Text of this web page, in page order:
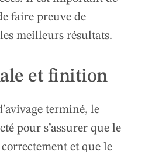
faire preuve de
meilleurs résultats.
et finition
terminé, le
pour s’assurer que le
et que le